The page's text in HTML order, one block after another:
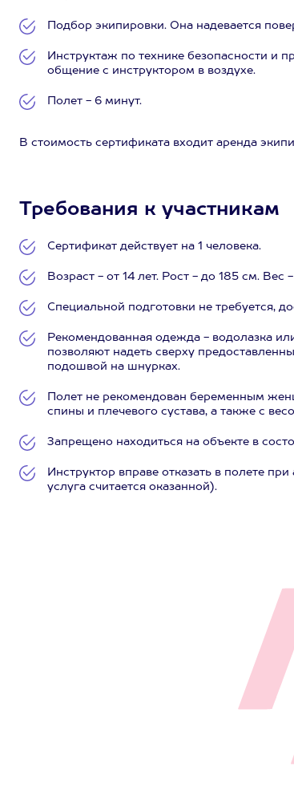
Подбор экипировки. Она надевается
Инструктаж по технике безопасности и
общение с инструктором в воздухе.
Полет - 6 минут.
В стоимость сертификата входит аренда
Требования к участникам
Сертификат действует на 1 человека.
Возраст - от 14 лет. Рост - до 185 см.
Специальной подготовки не требуется,
Рекомендованная одежда - водолазка
позволяют надеть сверху
подошвой на шнурках.
Полет не рекомендован беременным
спины и плечевого сустава, а также с
Запрещено находиться на объекте в
Инструктор вправе отказать в полете
услуга считается оказанной).